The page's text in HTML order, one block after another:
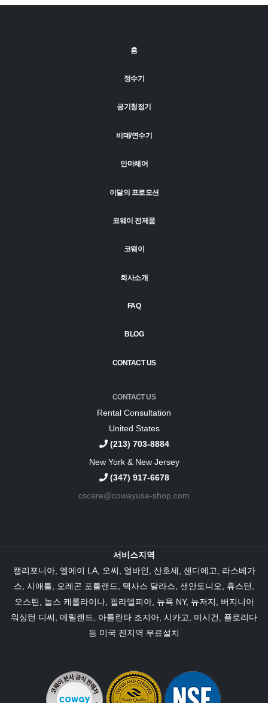
홈
정수기
공기청정기
비데/연수기
안마체어
이달의 프로모션
코웨이 전제품
코웨이
회사소개
FAQ
BLOG
CONTACT US
CONTACT US
Rental Consultation
United States
(213) 703-8884
New York & New Jersey
(347) 917-6678
cscare@cowayusa-shop.com
서비스지역
캘리포니아, 엘에이 LA, 오씨, 얼바인 , 산호세, 샌디에고, 라스베가
스 시애틀 , 오레곤 포틀랜드, 텍사스 달라스 샌안토니오 휴스턴
오스틴
놀스 캐롤라이나, 필라델피아, 뉴욕 NY, 뉴저지
버지니아
워싱턴 디씨, 메릴랜드 아틀란타 조지아 시카고 , 미시건, 플로리다
등 미국 전지역 무료설치